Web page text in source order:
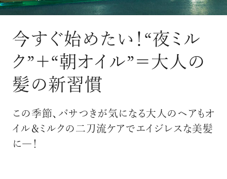
今すぐ始めたい！“夜ミル
ク”＋“朝オイル”＝大人の
髪の新習慣
この季節、パサつきが気になる大人のヘアもオ
イル＆ミルクの二刀流ケアでエイジレスな美髪
に―！